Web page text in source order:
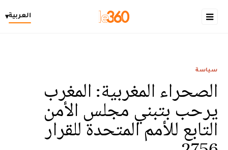
العربية▾
سياسة
الصحراء المغربية: المغرب
يرحب بتبني مجلس الأمن
التابع للأمم المتحدة للقرار